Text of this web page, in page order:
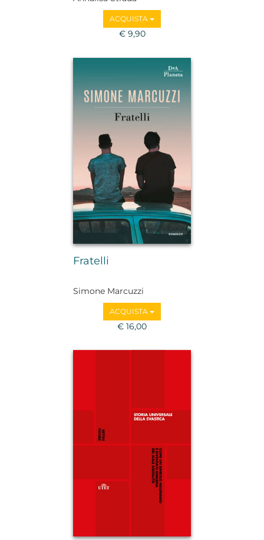
ACQUISTA
€ 9,90
Fratelli
Simone Marcuzzi
ACQUISTA
€ 16,00